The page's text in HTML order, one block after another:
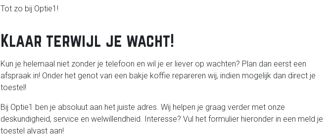
Tot zo bij Optie1!
Klaar terwijl je wacht!
Kun je helemaal niet zonder je telefoon en wil je er liever op wachten? Plan dan eerst een
afspraak in! Onder het genot van een bakje koffie repareren wij, indien mogelijk dan direct je
toestel!
Bij Optie1 ben je absoluut aan het juiste adres. Wij helpen je graag verder met onze
deskundigheid, service en welwillendheid. Interesse? Vul het formulier hieronder in een meld je
toestel alvast aan!